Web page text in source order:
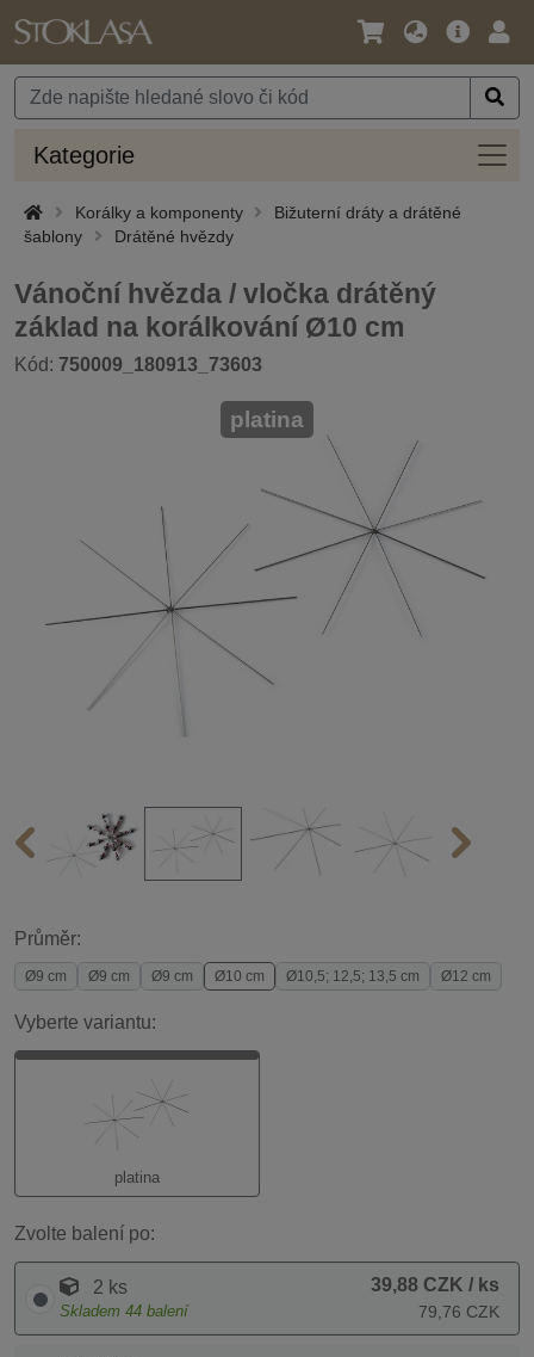
Jazyk
Měna
Hlavní
Kategorie
Korálky a komponenty
Bižuterní dráty a drátěné
šablony
Drátěné hvězdy
Vánoční hvězda / vločka drátěný
základ na korálkování Ø10 cm
Kód: 750009_180913_73603
platina
Průměr:
Ø9 cm Ø9 cm Ø9 cm Ø10 cm Ø10,5; 12,5; 13,5 cm Ø12 cm
Vyberte variantu:
platina
Zvolte balení po:
2 ks
Skladem 44 balení
39,88 CZK / ks
79,76 CZK